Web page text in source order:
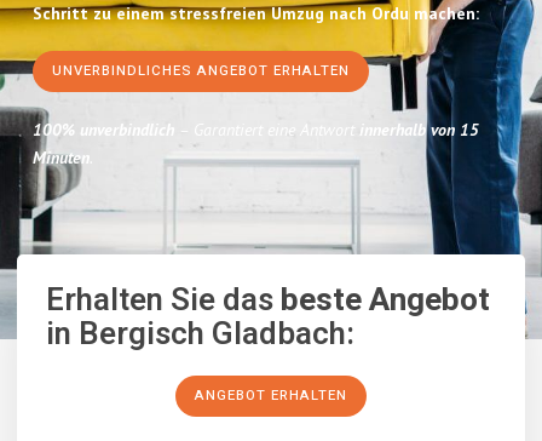
Schritt zu einem stressfreien Umzug nach Ordu machen:
UNVERBINDLICHES ANGEBOT ERHALTEN
100% unverbindlich – Garantiert eine Antwort innerhalb von 15
Minuten.
Erhalten Sie dasbeste Angebot
in Bergisch Gladbach:
ANGEBOT ERHALTEN